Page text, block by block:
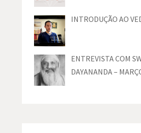
INTRODUÇÃO AO
ENTREVISTA COM
DAYANANDA –